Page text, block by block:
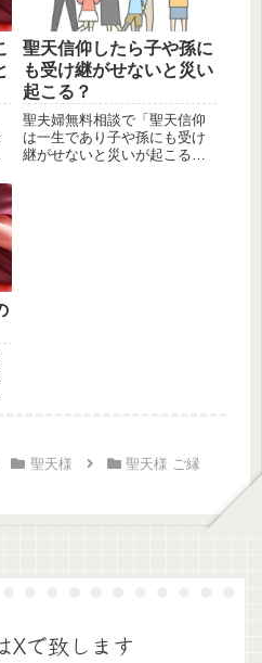
聖天信仰したら子や孫に
も受け継がせないと災い
起こる？
聖夫婦無料相談で「聖天信仰
は一生であり子や孫にも受け
継がせないと災いが起こると
聖天様 聖天様 ご縁
Xで致します